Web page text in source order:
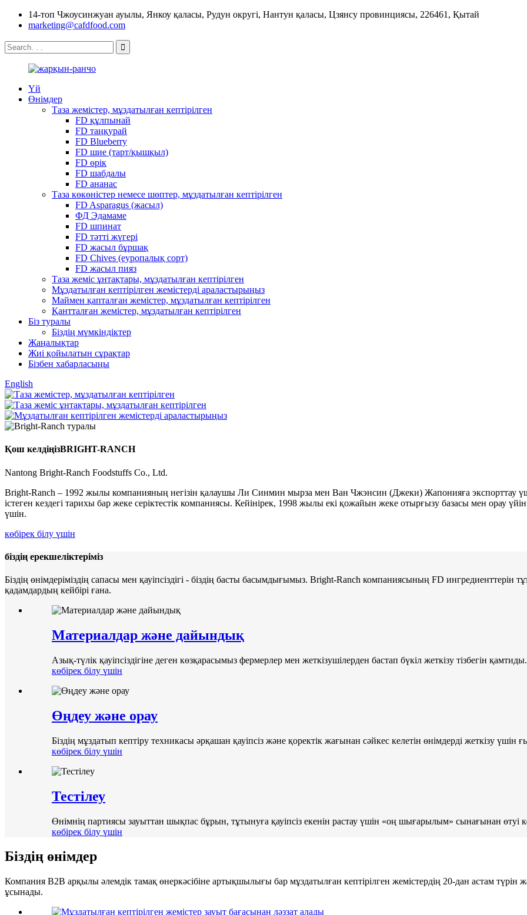
14-топ Чжоусинжуан ауылы, Янкоу қаласы, Рудун округі, Нантун қаласы, Цзянсу провинциясы, 226461, Қытай
marketing@cafdfood.com
Үй
Өнімдер
Таза жемістер, мұздатылған кептірілген
FD құлпынай
FD таңқурай
FD Blueberry
FD шие (тарт/қышқыл)
FD өрік
FD шабдалы
FD ананас
Таза көкөністер немесе шөптер, мұздатылған кептірілген
FD Asparagus (жасыл)
ФД Эдамаме
FD шпинат
FD тәтті жүгері
FD жасыл бұршақ
FD Chives (еуропалық сорт)
FD жасыл пияз
Таза жеміс ұнтақтары, мұздатылған кептірілген
Мұздатылған кептірілген жемістерді араластырыңыз
Маймен қапталған жемістер, мұздатылған кептірілген
Қантталған жемістер, мұздатылған кептірілген
Біз туралы
Біздің мүмкіндіктер
Жаңалықтар
Жиі қойылатын сұрақтар
Бізбен хабарласыңы
English
Қош келдіңізBRIGHT-RANCH
Nantong Bright-Ranch Foodstuffs Co., Ltd.
Bright-Ranch – 1992 жылы компанияның негізін қалаушы Ли Синмин мырза мен Ван Чжэнсин (Джеки) Жапонияға экспорттау
істеген кездегі тарихы бар жеке серіктестік компаниясы. Кейінірек, 1998 жылы екі қожайын жеке отырғызу базасы мен орау
үшін.
көбірек білу үшін
біздің ерекшеліктеріміз
Біздің өнімдеріміздің сапасы мен қауіпсіздігі - біздің басты басымдығымыз. Bright-Ranch компаниясының FD ингредиенттерін
қадамдардың кейбірі ғана.
Материалдар және дайындық
Азық-түлік қауіпсіздігіне деген көзқарасымыз фермерлер мен жеткізушілерден бастап бүкіл жеткізу тізбегін
көбірек білу үшін
Өңдеу және орау
Біздің мұздатып кептіру техникасы әрқашан қауіпсіз және қоректік жағынан сәйкес келетін өнімдерді жеткізу
көбірек білу үшін
Тестілеу
Өнімнің партиясы зауыттан шықпас бұрын, тұтынуға қауіпсіз екенін растау үшін «оң шығарылым» сынағынан өтуі
көбірек білу үшін
Біздің өнімдер
Компания B2B арқылы әлемдік тамақ өнеркәсібіне артықшылығы бар мұздатылған кептірілген жемістердің 20-дан астам түрін
ұсынады.